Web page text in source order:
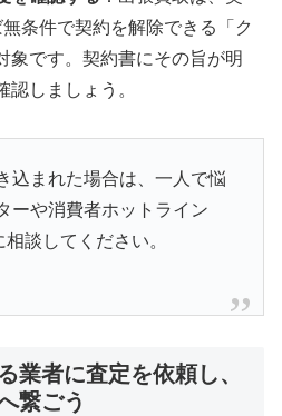
条件で契約を解除できる「ク
象です。契約書にその旨が明
認しましょう。
込まれた場合は、一人で悩
ーや消費者ホットライン
談してください。
業者に査定を依頼し、
繋ごう